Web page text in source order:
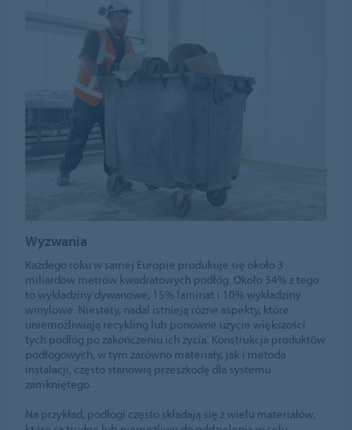
Wyzwania
Każdego roku w samej Europie produkuje się około 3
miliardów metrów kwadratowych podłóg. Około 34% z tego
to wykładziny dywanowe, 15% laminat i 10% wykładziny
winylowe. Niestety, nadal istnieją różne aspekty, które
uniemożliwiają recykling lub ponowne użycie większości
tych podłóg po zakończeniu ich życia. Konstrukcja produktów
podłogowych, w tym zarówno materiały, jak i metoda
instalacji, często stanowią przeszkodę dla systemu
zamkniętego.
Na przykład, podłogi często składają się z wielu materiałów,